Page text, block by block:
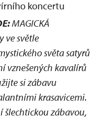
koncertu
MAGICKÁ
ve světle
světa satyrů
vznešených kavalírů
si zábavu
krasavicemi.
šlechtickou zábavou,